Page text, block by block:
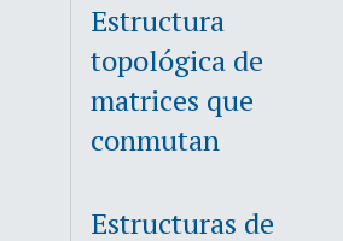
Estructura
topológica de
matrices que
conmutan
Estructuras de